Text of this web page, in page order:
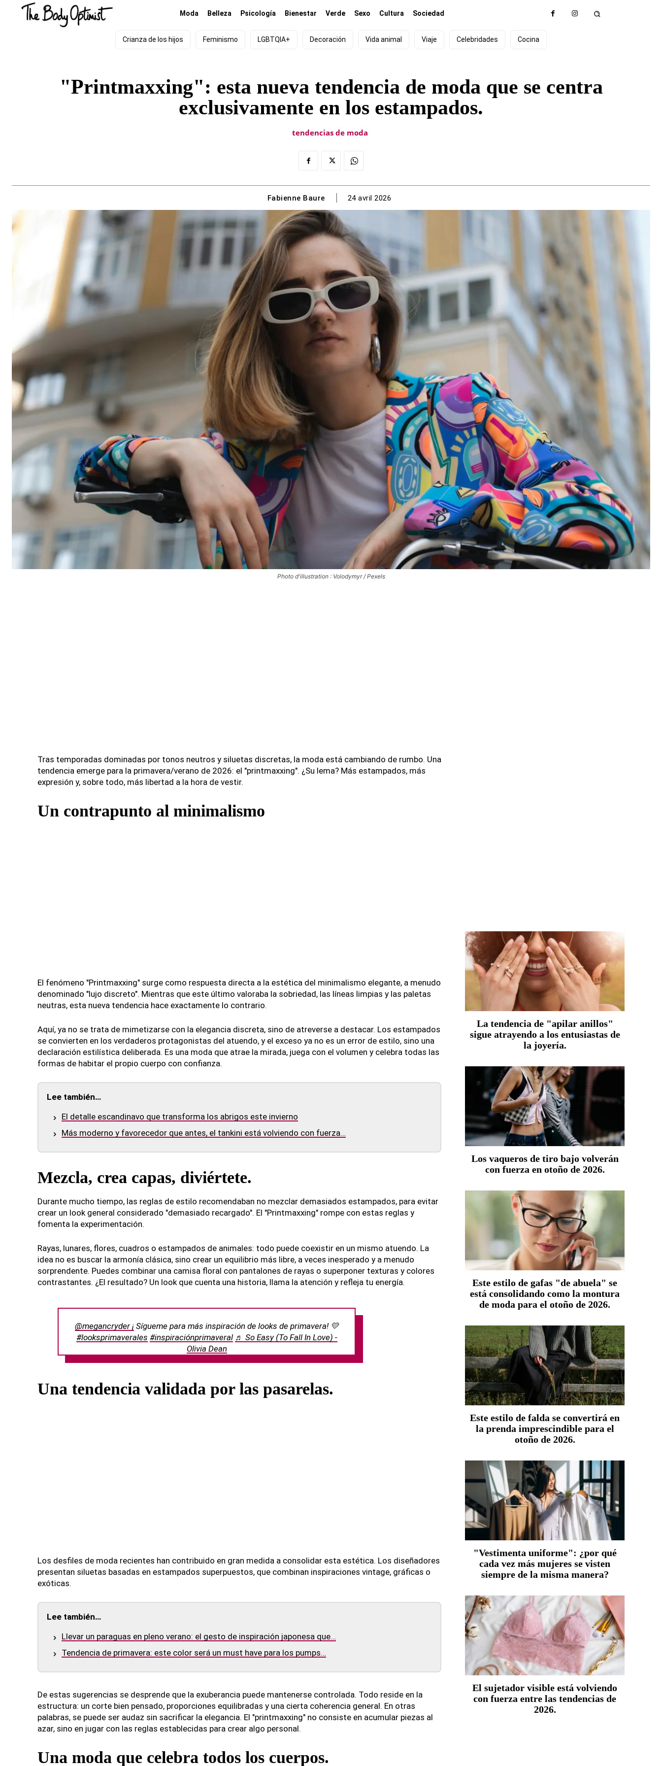
Moda Belleza Psicología Bienestar Verde Sexo Cultura Sociedad
Crianza de los hijos Feminismo LGBTQIA+ Decoración Vida animal Viaje Celebridades Cocina
"Printmaxxing": esta nueva tendencia de moda que se centra
exclusivamente en los estampados.
tendencias de moda
Fabienne Baure 24 avril 2026
Photo d'illustration : Volodymyr / Pexels
Tras temporadas dominadas por tonos neutros y siluetas discretas, la moda está cambiando de rumbo. Una
tendencia emerge para la primavera/verano de 2026: el "printmaxxing". ¿Su lema? Más estampados, más
expresión y, sobre todo, más libertad a la hora de vestir.
Un contrapunto al minimalismo
El fenómeno "Printmaxxing" surge como respuesta directa a la estética del minimalismo elegante, a menudo
denominado "lujo discreto". Mientras que este último valoraba la sobriedad, las líneas limpias y las paletas
neutras, esta nueva tendencia hace exactamente lo contrario.
Aquí, ya no se trata de mimetizarse con la elegancia discreta, sino de atreverse a destacar. Los estampados
se convierten en los verdaderos protagonistas del atuendo, y el exceso ya no es un error de estilo, sino una
declaración estilística deliberada. Es una moda que atrae la mirada, juega con el volumen y celebra todas las
formas de habitar el propio cuerpo con confianza.
Lee también…
El detalle escandinavo que transforma los abrigos este invierno
Más moderno y favorecedor que antes, el tankini está volviendo con fuerza…
Mezcla, crea capas, diviértete.
Durante mucho tiempo, las reglas de estilo recomendaban no mezclar demasiados estampados, para evitar
crear un look general considerado "demasiado recargado". El "Printmaxxing" rompe con estas reglas y
fomenta la experimentación.
Rayas, lunares, flores, cuadros o estampados de animales: todo puede coexistir en un mismo atuendo. La
idea no es buscar la armonía clásica, sino crear un equilibrio más libre, a veces inesperado y a menudo
sorprendente. Puedes combinar una camisa floral con pantalones de rayas o superponer texturas y colores
contrastantes. ¿El resultado? Un look que cuenta una historia, llama la atención y refleja tu energía.
@megancryder ¡Sígueme para más inspiración de looks de primavera! 💛
#looksprimaverales #inspiraciónprimaveral ♬ So Easy (To Fall In Love) -
Olivia Dean
Una tendencia validada por las pasarelas.
Los desfiles de moda recientes han contribuido en gran medida a consolidar esta estética. Los diseñadores
presentan siluetas basadas en estampados superpuestos, que combinan inspiraciones vintage, gráficas o
exóticas.
Lee también…
Llevar un paraguas en pleno verano: el gesto de inspiración japonesa que…
Tendencia de primavera: este color será un must have para los pumps…
De estas sugerencias se desprende que la exuberancia puede mantenerse controlada. Todo reside en la
estructura: un corte bien pensado, proporciones equilibradas y una cierta coherencia general. En otras
palabras, se puede ser audaz sin sacrificar la elegancia. El "printmaxxing" no consiste en acumular piezas al
azar, sino en jugar con las reglas establecidas para crear algo personal.
Una moda que celebra todos los cuerpos.
La tendencia de "apilar anillos"
sigue atrayendo a los entusiastas de
la joyería.
Los vaqueros de tiro bajo volverán
con fuerza en otoño de 2026.
Este estilo de gafas "de abuela" se
está consolidando como la montura
de moda para el otoño de 2026.
Este estilo de falda se convertirá en
la prenda imprescindible para el
otoño de 2026.
"Vestimenta uniforme": ¿por qué
cada vez más mujeres se visten
siempre de la misma manera?
El sujetador visible está volviendo
con fuerza entre las tendencias de
2026.